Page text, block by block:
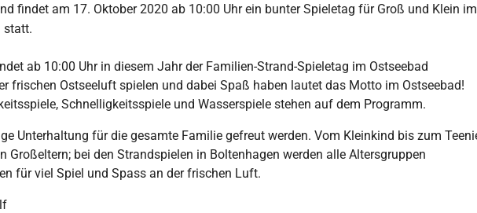
findet am 17. Oktober 2020 ab 10:00 Uhr ein bunter Spieletag für Groß und Klein im
statt.
ab 10:00 Uhr in diesem Jahr der Familien-Strand-Spieletag im Ostseebad
frischen Ostseeluft spielen und dabei Spaß haben lautet das Motto im Ostseebad!
Schnelligkeitsspiele und Wasserspiele stehen auf dem Programm.
Unterhaltung für die gesamte Familie gefreut werden. Vom Kleinkind bis zum
Großeltern; bei den Strandspielen in Boltenhagen werden alle Altersgruppen
für viel Spiel und Spass an der frischen Luft.